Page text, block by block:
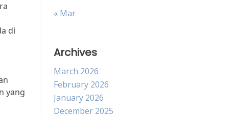
di
yang
« Mar
Archives
March 2026
February 2026
January 2026
December 2025